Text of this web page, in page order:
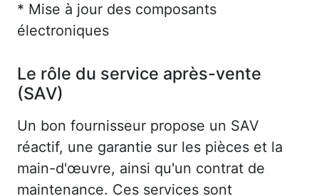
* Mise à jour des composants
électroniques
Le rôle du service après-vente
(SAV)
Un bon fournisseur propose un SAV
réactif, une garantie sur les pièces et la
main-d'œuvre, ainsi qu'un contrat de
maintenance. Ces services sont